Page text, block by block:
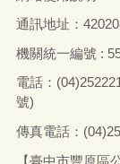
通訊地址：
機關統一編號 :
電話：
號)
傳真電話：
【臺中市豐原